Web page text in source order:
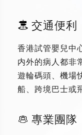
交通便利
香港試管嬰兒中
内外的病人都非
遊輪碼頭、機場
船、跨境巴士或
專業團隊